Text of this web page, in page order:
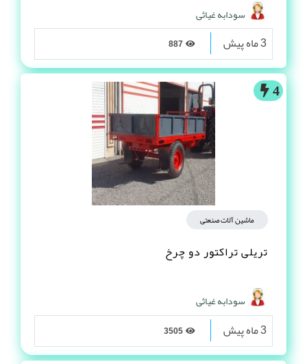
سودابه غیاثی
3 ماه پیش
4
ماشین آلات صنعتی
تریلی تراکتور دو چرخ
سودابه غیاثی
3 ماه پیش